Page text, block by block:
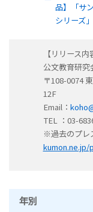
品】「サ
シリーズ」
【リリース
公文教育研究
〒108-0074
12F
Email：
TEL ：03-
※過去のプレ
kumon.ne.jp/
年別